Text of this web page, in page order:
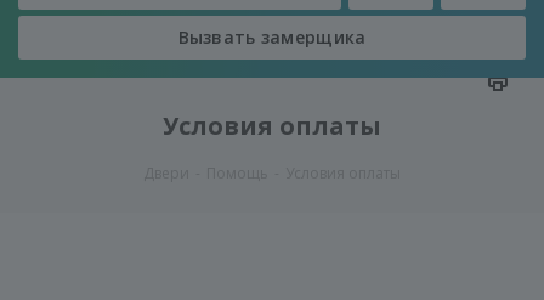
Вызвать замерщика
Условия оплаты